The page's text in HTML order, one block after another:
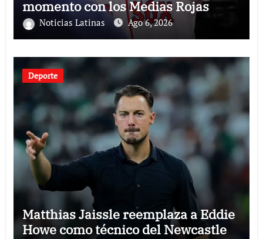
momento con los Medias Rojas
Noticias Latinas Ago 6, 2026
Deporte
Matthias Jaissle reemplaza a Eddie
Howe como técnico del Newcastle